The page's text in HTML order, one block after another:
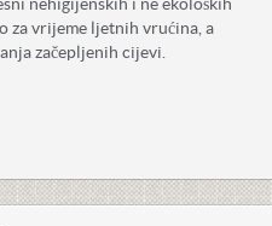
za vrijeme ljetnih vrućina, a
začepljenih cijevi.